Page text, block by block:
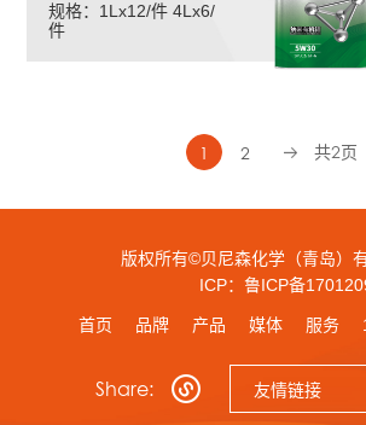
规格：1Lx12/件 4Lx6/
件
1 2 共2页
版权所有©贝尼森化学（青岛）
ICP：鲁ICP备
首页 品牌 产品 媒体 服务
Share: